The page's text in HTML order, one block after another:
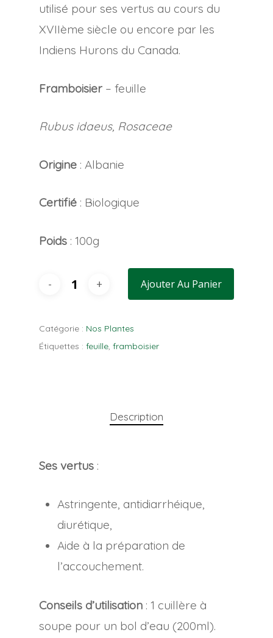
utilisé pour ses vertus au cours du
XVIIème siècle ou encore par les
Indiens Hurons du Canada.
Framboisier – feuille
Rubus idaeus, Rosaceae
Origine : Albanie
Certifié : Biologique
Poids : 100g
Ajouter Au Panier
Catégorie : Nos Plantes
Étiquettes : feuille, framboisier
Description
Ses vertus :
Astringente, antidiarrhéique,
diurétique,
Aide à la préparation de
l’accouchement.
Conseils d’utilisation : 1 cuillère à
soupe pour un bol d’eau (200ml).